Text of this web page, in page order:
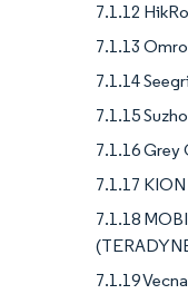
7.1.12
7.1.13
7.1.14
7.1.15
7.1.16 Grey
7.1.17
7.1.18
7.1.19